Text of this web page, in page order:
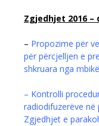
Zgjedhjet 2016 –
– Propozime për
për përcjelljen e
shkruara nga
– Kontrolli
radiodifuzerëve
Zgjedhjet e